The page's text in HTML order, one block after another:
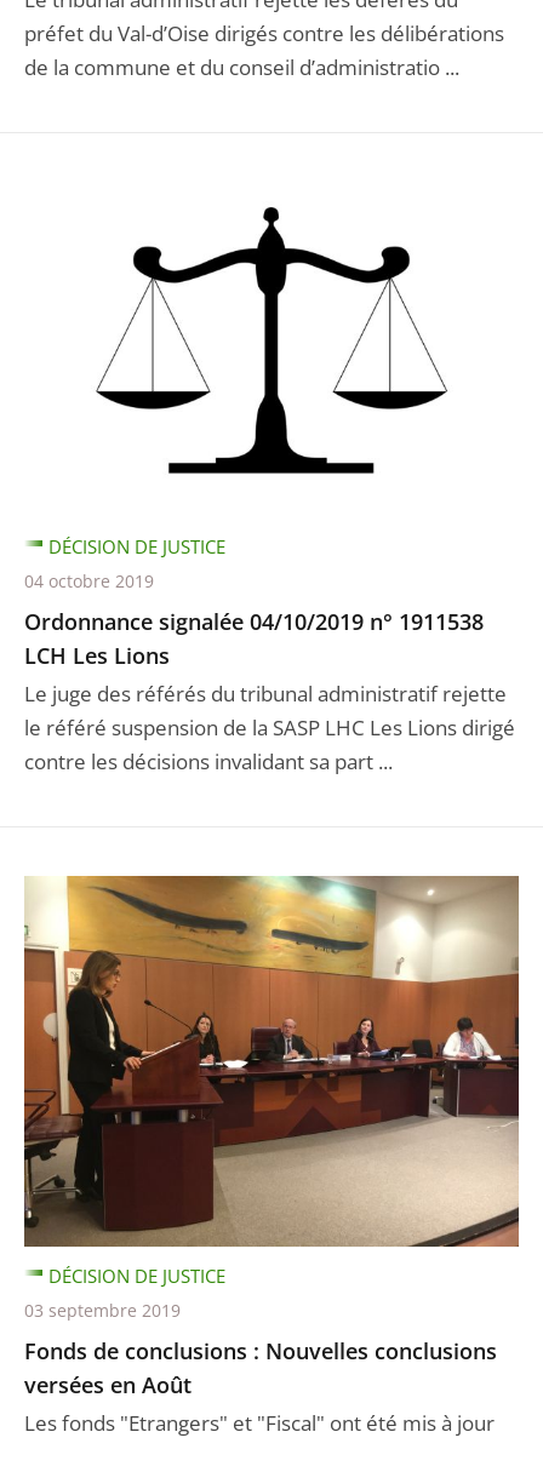
préfet du Val-d’Oise dirigés contre les délibérations
de la commune et du conseil d’administratio ...
Ordonnance signalée 04/10/2019 n° 1911538
LCH Les Lions
Le juge des référés du tribunal administratif rejette
le référé suspension de la SASP LHC Les Lions dirigé
contre les décisions invalidant sa part ...
DÉCISION DE JUSTICE
04 octobre 2019
Fonds de conclusions : Nouvelles conclusions
versées en Août
Les fonds "Etrangers" et "Fiscal" ont été mis à jour
DÉCISION DE JUSTICE
03 septembre 2019